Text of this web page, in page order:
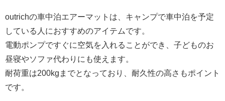
outrichの車中泊エアーマットは、キャンプで車中泊を予定
している人におすすめのアイテムです。
電動ポンプですぐに空気を入れることができ、子どものお
昼寝やソファ代わりにも使えます。
耐荷重は200kgまでとなっており、耐久性の高さもポイント
です。